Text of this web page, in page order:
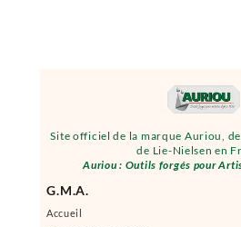
Site officiel de la marque Auriou,
de Lie-Nielsen en
Auriou : Outils forgés pour
G.M.A.
Accueil